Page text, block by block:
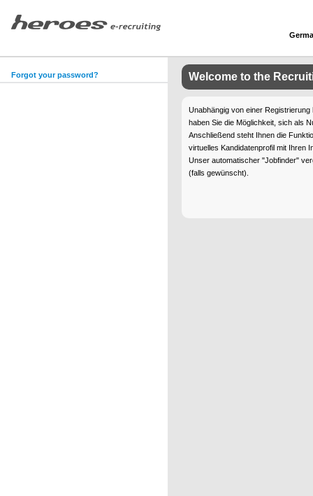
Forgot your password? Welcome to the
Unabhängig von einer
haben Sie die Möglichkeit, sich als
Anschließend steht Ihnen die
virtuelles Kandidatenprofil mit Ihren
Unser automatischer "Jobfinder"
(falls gewünscht).